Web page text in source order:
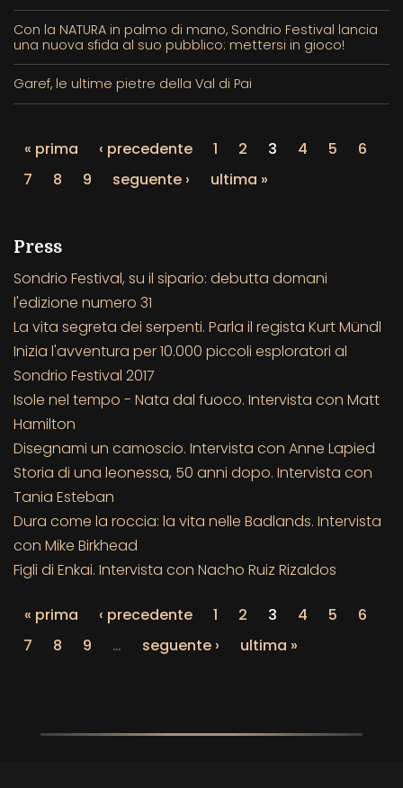
Con la NATURA in palmo di mano, Sondrio Festival lancia
una nuova sfida al suo pubblico: mettersi in gioco!
Garef, le ultime pietre della Val di Pai
« prima ‹ precedente 1 2 3 4 5
6
7
8 9 seguente › ultima »
Press
Sondrio Festival, su il sipario: debutta domani
l'edizione numero 31
La vita segreta dei serpenti. Parla il regista Kurt Mündl
Inizia l'avventura per 10.000 piccoli esploratori al
Sondrio Festival 2017
Isole nel tempo - Nata dal fuoco. Intervista con Matt
Hamilton
Disegnami un camoscio. Intervista con Anne Lapied
Storia di una leonessa, 50 anni dopo. Intervista con
Tania Esteban
Dura come la roccia: la vita nelle Badlands. Intervista
con Mike Birkhead
Figli di Enkai. Intervista con Nacho Ruiz Rizaldos
« prima ‹ precedente 1 2 3 4 5
6
7
8 9 … seguente › ultima »